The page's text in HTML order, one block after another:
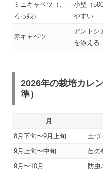
ミニキャベツ（こ
ろっ娘）
小型（
やすい
赤キャベツ
アントシ
を添える
2026年の栽培カレ
準）
月
8月下旬〜9月上旬
土づ
9月上旬〜中旬
苗の
9月〜10月
防虫